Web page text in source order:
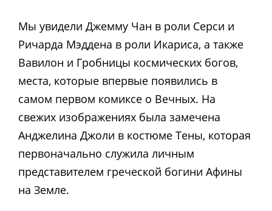
Мы увидели Джемму Чан в роли Серси и
Ричарда Мэддена в роли Икариса, а также
Вавилон и Гробницы космических богов,
места, которые впервые появились в
самом первом комиксе о Вечных. На
свежих изображениях была замечена
Анджелина Джоли в костюме Тены, которая
первоначально служила личным
представителем греческой богини Афины
на Земле.